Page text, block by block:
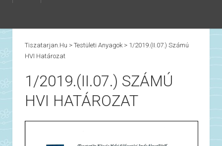
Tiszatarjan.hu > Testületi Anyagok> 1/2019.(II.07.) Számú
HVI Határozat
1/2019.(II.07.) SZÁMÚ
HVI HATÁROZAT